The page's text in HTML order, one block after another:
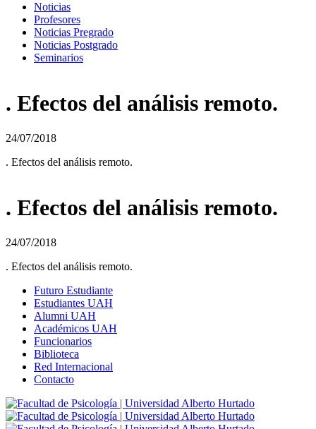
Noticias
Profesores
Noticias Pregrado
Noticias Postgrado
Seminarios
. Efectos del análisis remoto.
24/07/2018
. Efectos del análisis remoto.
. Efectos del análisis remoto.
24/07/2018
. Efectos del análisis remoto.
Futuro Estudiante
Estudiantes UAH
Alumni UAH
Académicos UAH
Funcionarios
Biblioteca
Red Internacional
Contacto